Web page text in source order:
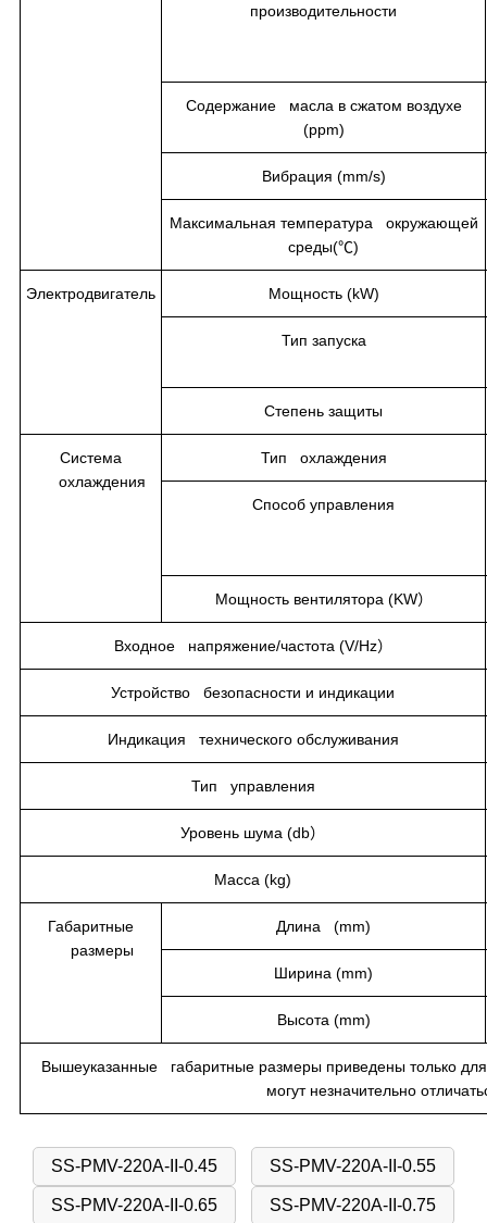
производительности
Содержание масла в сжатом воздухе
(ppm)
Вибрация (mm/s)
Максимальная температура окружающей
среды(℃)
Электродвигатель Мощность (kW)
Тип запуска
Степень защиты
Система
охлаждения
Тип охлаждения
Способ управления
Мощность вентилятора (KW）
Входное напряжение/частота (V/Hz）
Устройство безопасности и индикации
Индикация технического обслуживания
Тип управления
Уровень шума (db）
Масса (kg)
Габаритные
размеры
Длина (mm)
Ширина (mm)
Высота (mm)
Вышеуказанные габаритные размеры приведены только
могут незначительно
SS-PMV-220A-II-0.45 SS-PMV-220A-II-0.55
SS-PMV-220A-II-0.65 SS-PMV-220A-II-0.75